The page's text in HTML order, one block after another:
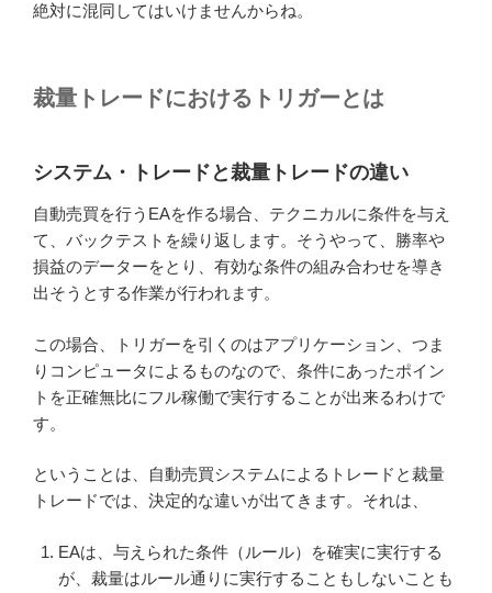
絶対に混同してはいけませんからね。
裁量トレードにおけるトリガーとは
システム・トレードと裁量トレードの違い
自動売買を行うEAを作る場合、テクニカルに条件を与え
て、バックテストを繰り返します。そうやって、勝率や
損益のデーターをとり、有効な条件の組み合わせを導き
出そうとする作業が行われます。
この場合、トリガーを引くのはアプリケーション、つま
りコンピュータによるものなので、条件にあったポイン
トを正確無比にフル稼働で実行することが出来るわけで
す。
ということは、自動売買システムによるトレードと裁量
トレードでは、決定的な違いが出てきます。それは、
EAは、与えられた条件（ルール）を確実に実行する
が、裁量はルール通りに実行することもしないことも